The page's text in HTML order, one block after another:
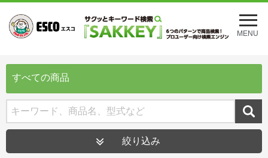
メ
ニ
ュ
を
MENU
すべての商品
絞り込み